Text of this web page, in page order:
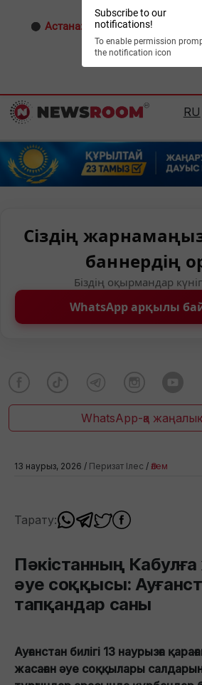
Subscribe to our
notifications!
To enable permission
the notification icon
Астана: 24°C Алматы:
RU
Сіздің
баннердің
Біздің оқырмандар
WhatsApp арқылы
WhatsApp-қа жаңалық
13 наурыз, 2026 / Перизат Ілес / Әлем
Тарату:
Пәкістанның
әуе соққысы:
тапқандар саны
Ауғанстан билігі 13 наурызға
жасаған әуе соққылары